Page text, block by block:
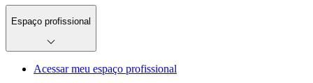
Espaço profissional
Acessar meu espaço profissional